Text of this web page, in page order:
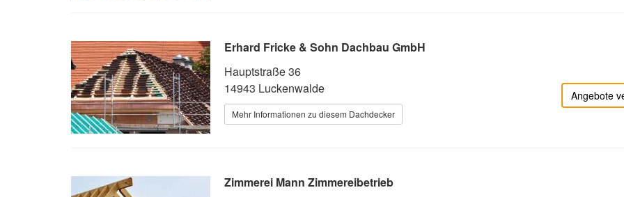
Erhard Fricke & Sohn Dachbau GmbH
Hauptstraße 36
14943 Luckenwalde
Mehr Informationen zu diesem Dachdecker
Angebote
Zimmerei Mann Zimmereibetrieb